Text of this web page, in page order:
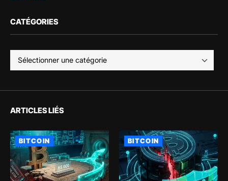
CATÉGORIES
ARTICLES LIÉS
BITCOIN BITCOIN